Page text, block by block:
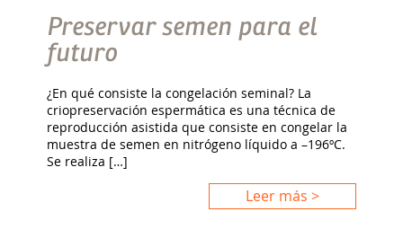
Preservar semen para el
futuro
¿En qué consiste la congelación seminal? La
criopreservación espermática es una técnica de
reproducción asistida que consiste en congelar la
muestra de semen en nitrógeno líquido a –196ºC.
Se realiza […]
Leer más >